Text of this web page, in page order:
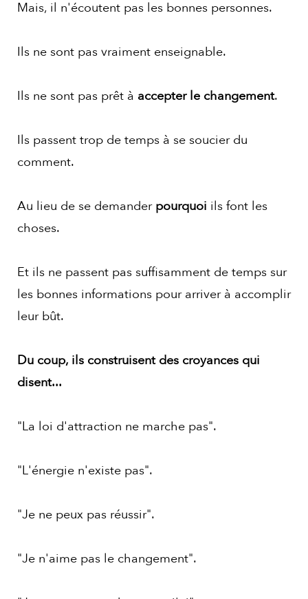
Mais, il n'écoutent pas les bonnes personnes.
Ils ne sont pas vraiment enseignable.
Ils ne sont pas prêt à accepter le changement.
Ils passent trop de temps à se soucier du
comment.
Au lieu de se demander pourquoi ils font les
choses.
Et ils ne passent pas suffisamment de temps sur
les bonnes informations pour arriver à accomplir
leur bût.
Du coup, ils construisent des croyances qui
disent...
"La loi d'attraction ne marche pas".
"L'énergie n'existe pas".
"Je ne peux pas réussir".
"Je n'aime pas le changement".